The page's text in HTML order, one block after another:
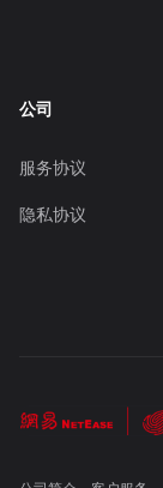
公司
服务协议
隐私协议